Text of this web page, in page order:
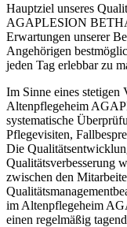
Hauptziel unseres
AGAPLESION
Erwartungen unserer
Angehörigen
jeden Tag erlebbar zu
Im Sinne eines stetigen
Altenpflegeheim
systematische
Pflegevisiten,
Die
Qualitätsverbesserung
zwischen den
im Altenpflegeheim
einen regelmäßig